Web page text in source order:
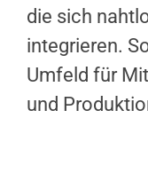
die sich
integrieren.
Umfeld für
und